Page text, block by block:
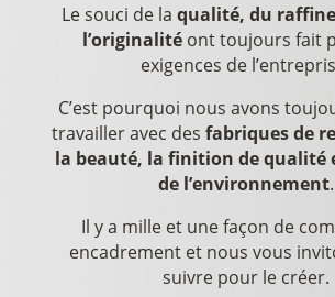
Le souci de la qualité, du
l’originalitéont toujours fait
exigences de
C’est pourquoi nous avons
travailler avec desfabriques de
la beauté, la finition de qualité
de l’environnement.
Il y a mille et une façon de
encadrement et nous vous
suivre pour le créer.